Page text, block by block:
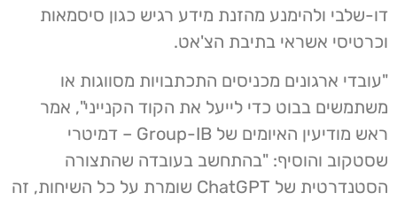
דו-שלבי ולהימנע מהזנת מידע רגיש כגון סיסמאות
וכרטיסי אשראי בתיבת הצ'אט.
"עובדי ארגונים מכניסים התכתבויות מסווגות או
משתמשים בבוט כדי לייעל את הקוד הקנייני", אמר
ראש מודיעין האיומים של Group-IB – דמיטרי
שסטקוב והוסיף: "בהתחשב בעובדה שהתצורה
הסטנדרטית של ChatGPT שומרת על כל השיחות, זה